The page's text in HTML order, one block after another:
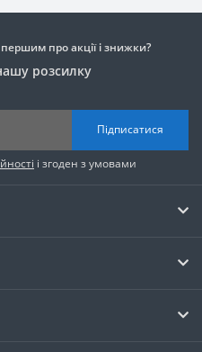
про акції і знижки?
розсилку
Підписатися
і згоден з умовами